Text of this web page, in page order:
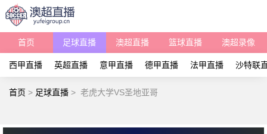
首页 足球直播 澳超直播 篮球直播 澳超录像
西甲直播 英超直播 意甲直播 德甲直播 法甲直播 沙特联
首页 > 足球直播 > 老虎大学VS圣地亚哥